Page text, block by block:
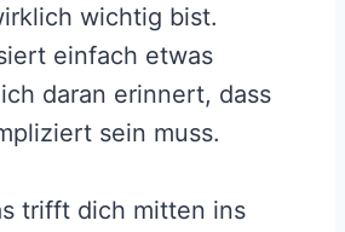
wichtig bist.
einfach etwas
daran erinnert, dass
sein muss.
trifft dich mitten ins